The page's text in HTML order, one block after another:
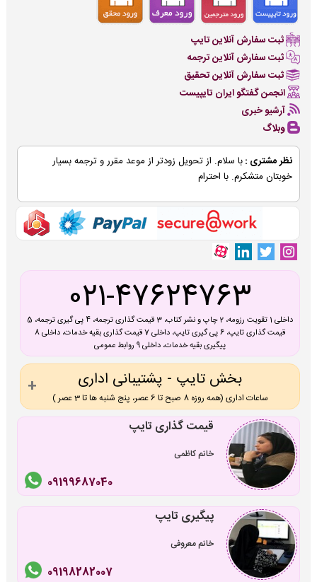
ثبت سفارش آنلاین تایپ
ثبت سفارش آنلاین ترجمه
ثبت سفارش آنلاین تحقیق
انجمن گفتگو ایران تایپیست
آرشیو خبری
وبلاگ
نظر مشتری :با سلام. از تحویل زودتر از موعد مقرر و ترجمه بسیار
خوبتان متشکرم. با احترام
021-47624763
داخلی 1 تقویت رزومه، 2 چاپ و نشر کتاب، 3 قیمت گذاری ترجمه، 4 پی گیری ترجمه، 5
قیمت گذاری تایپ، 6 پی گیری تایپ، داخلی 7 قیمت گذاری بقیه خدمات، داخلی 8
پیگیری بقیه خدمات، داخلی 9 روابط عمومی
بخش تایپ - پشتیبانی اداری
ساعات اداری (همه روزه 8 صبح تا 6 عصر، پنج شنبه ها تا 3 عصر )
قیمت گذاری تایپ
خانم کاظمی
09199687040
پیگیری تایپ
خانم معروفی
09198282007